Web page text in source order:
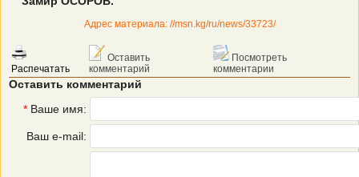
Адрес материала: //msn.kg/ru/news/33723/
Распечатать
Оставить
комментарий
Посмотреть
комментарии
Оставить комментарий
* Ваше имя:
Ваш e-mail: